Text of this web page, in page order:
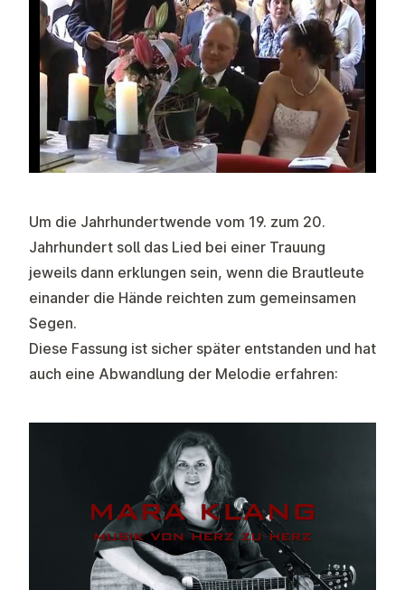
Um die Jahrhundertwende vom 19. zum 20.
Jahrhundert soll das Lied bei einer Trauung
jeweils dann erklungen sein, wenn die Brautleute
einander die Hände reichten zum gemeinsamen
Segen.
Diese Fassung ist sicher später entstanden und hat
auch eine Abwandlung der Melodie erfahren: